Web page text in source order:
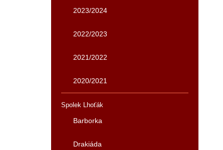
2023/2024
2022/2023
2021/2022
2020/2021
Spolek Lhoťák
Barborka
Drakiáda